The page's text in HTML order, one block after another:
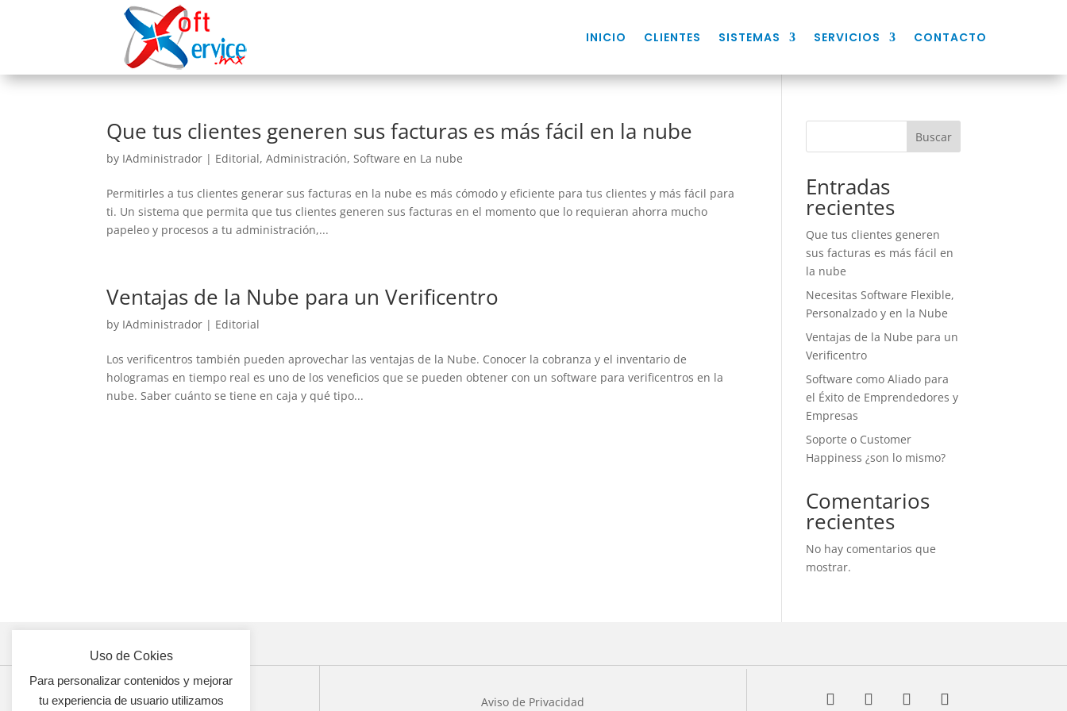
INICIO CLIENTES SISTEMAS SERVICIOS CONTACTO
Que tus clientes generen sus facturas es más fácil en la nube
by IAdministrador | Editorial,Administración,Software en La nube
Permitirles a tus clientes generar sus facturas en la nube es más cómodo y eficiente para tus clientes y más fácil para
ti. Un sistema que permita que tus clientes generen sus facturas en el momento que lo requieran ahorra mucho
papeleo y procesos a tu administración,...
Ventajas de la Nube para un Verificentro
by IAdministrador | Editorial
Los verificentros también pueden aprovechar las ventajas de la Nube. Conocer la cobranza y el inventario de
hologramas en tiempo real es uno de los veneficios que se pueden obtener con un software para verificentros en la
nube. Saber cuánto se tiene en caja y qué tipo...
Buscar
Entradas
recientes
Que tus clientes generen
sus facturas es más fácil en
la nube
Necesitas Software Flexible,
Personalzado y en la Nube
Ventajas de la Nube para un
Verificentro
Software como Aliado para
el Éxito de Emprendedores y
Empresas
Soporte o Customer
Happiness ¿son lo mismo?
Comentarios
recientes
No hay comentarios que
mostrar.
 5542844446 Aviso de Privacidad
Uso de Cokies
Para personalizar contenidos y mejorar
tu experiencia de usuario utilizamos